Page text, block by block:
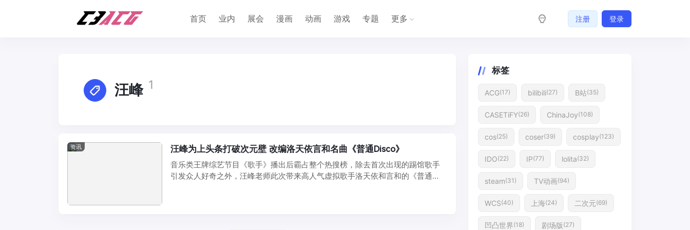
首页 业内 展会 漫画 动画 游戏 专题 更多 注册 登录
汪峰 1
资讯 汪峰为上头条打破次元壁 改编洛天依言和名曲《普通Disco》
音乐类王牌综艺节目《歌手》播出后霸占整个热搜榜，除去首次出现的踢馆歌手
引发众人好奇之外，汪峰老师此次带来高人气虚拟歌手洛天依和言和的《普通
标签
ACG(17) bilibili(27) B站(35)
CASETiFY(26) ChinaJoy(108)
cos(25) coser(39) cosplay(123)
IDO(22) IP(77) lolita(32)
steam(31) TV动画(94)
WCS(40) 上海(24) 二次元(69)
凹凸世界(18) 剧场版(27)